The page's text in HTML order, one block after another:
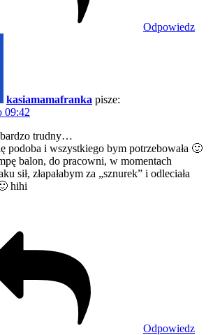
Odpowiedz
kasiamamafranka pisze:
09:42
trudny…
podoba i wszystkiego bym potrzebowała 🙂
balon, do pracowni, w momentach
sił, złapałabym za „sznurek” i odleciała
hihi
Odpowiedz